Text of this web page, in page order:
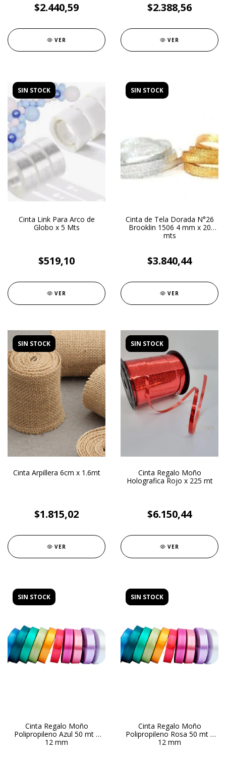
$2.440,59
VER
$2.388,56
VER
SIN STOCK
Cinta Link Para Arco de
Globo x 5 Mts
$519,10
VER
SIN STOCK
Cinta de Tela Dorada N°26
Brooklin 1506 4 mm x 20
mts
$3.840,44
VER
SIN STOCK
Cinta Arpillera 6cm x 1.6mt
$1.815,02
VER
SIN STOCK
Cinta Regalo Moño
Holografica Rojo x 225 mt
$6.150,44
VER
SIN STOCK
Cinta Regalo Moño
Polipropileno Azul 50 mt x
12 mm
SIN STOCK
Cinta Regalo Moño
Polipropileno Rosa 50 mt x
12 mm